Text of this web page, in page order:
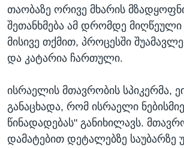
თაობაზე ორივე მხარის
შეთანხმება ამ დრომდე მიღწეული
მისივე თქმით, პროცესში
და კატარია ჩართული.
ისრაელის მთავრობის სპიკერმა,
განაცხადა, რომ ისრაელი
წინადადებას" განიხილავს.
დამატებით დეტალებზე საუბარზე